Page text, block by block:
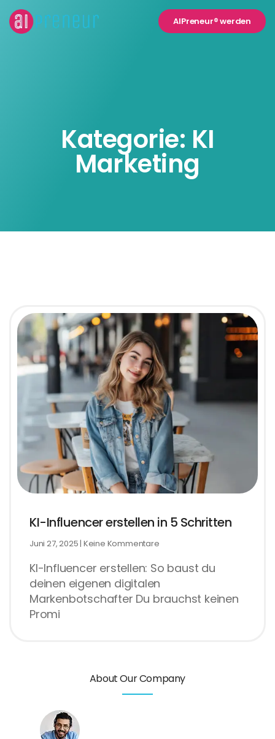
AIPreneur® werden
Kategorie: KI
Marketing
KI-Influencer erstellen in 5 Schritten
Juni 27, 2025 Keine Kommentare
KI-Influencer erstellen: So baust du
deinen eigenen digitalen
Markenbotschafter Du brauchst keinen
Promi
About Our Company